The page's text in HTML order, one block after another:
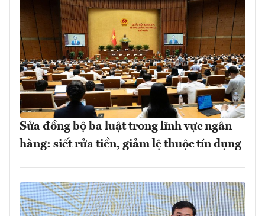
Sửa đồng bộ ba luật trong lĩnh vực ngân
hàng: siết rửa tiền, giảm lệ thuộc tín dụng